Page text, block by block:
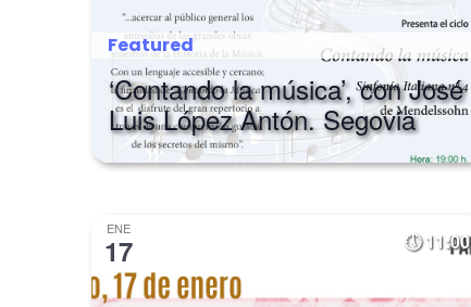
Featured
‘Contando la música’, con José
Luis López Antón. Segovia
ENE
17 11:00